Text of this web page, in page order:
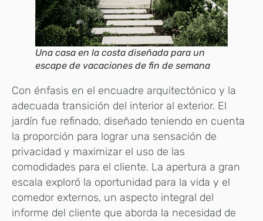
Una casa en la costa diseñada para un
escape de vacaciones de fin de semana
Con énfasis en el encuadre arquitectónico y la
adecuada transición del interior al exterior. El
jardín fue refinado, diseñado teniendo en cuenta
la proporción para lograr una sensación de
privacidad y maximizar el uso de las
comodidades para el cliente. La apertura a gran
escala exploró la oportunidad para la vida y el
comedor externos, un aspecto integral del
informe del cliente que aborda la necesidad de